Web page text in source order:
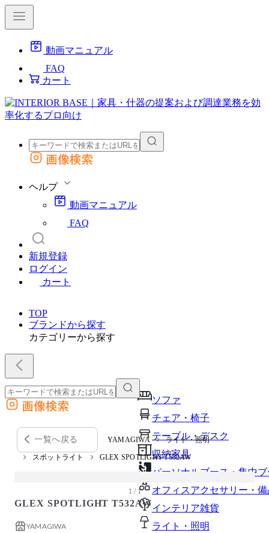
動画マニュアル
FAQ
カート
外部サイトの商品をカートに追加
画像検索
ヘルプ
動画マニュアル
FAQ
新規登録
ログイン
カート
TOP
ブランドから探す
カテゴリーから探す
ソファ
チェア・椅子
テーブル・デスク
収納家具
パーソナルブース・集中
オフィスアクセサリー・備
インテリア雑貨
ライト・照明
外部サイトの商品をカートに追加
他のサイトで見つけた商品ページのURLを貼り付けて、カートに追加できます
画像検索
一覧へ戻る YAMAGIWA ライト・照明
スポットライト GLEX SPOTLIGHT T532AW
1 / 1
GLEX SPOTLIGHT T532AW
YAMAGIWA